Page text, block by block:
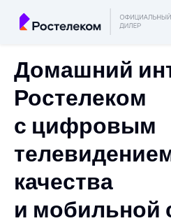
Домашний
Ростелеком
с цифровым
качества
и мобильной